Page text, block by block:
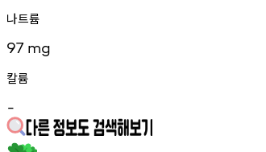
나트륨
97 mg
칼륨
-